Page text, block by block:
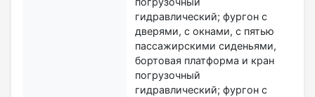
гидравлический; фургон с
дверями, с окнами, с пятью
пассажирскими сиденьями,
бортовая платформа и кран
погрузочный
гидравлический; фургон с